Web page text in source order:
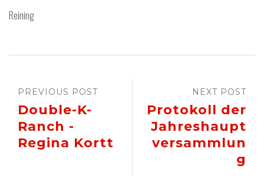
Reining
NEXT POST
Protokoll der
Jahreshaupt
versammlun
g
PREVIOUS POST
Double-K-
Ranch -
Regina Kortt